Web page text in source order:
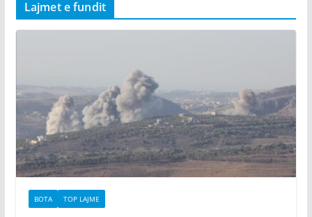
Lajmet e fundit
BOTA TOP LAJME